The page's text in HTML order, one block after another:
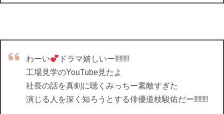
わーい
ドラマ嬉しいー‼︎‼︎‼︎!
工場見学のYouTube見たよ
社長の話を真剣に聴くみっちー素敵すぎた
演じる人を深く知ろうとする俳優道枝駿佑だー‼︎‼︎‼︎!